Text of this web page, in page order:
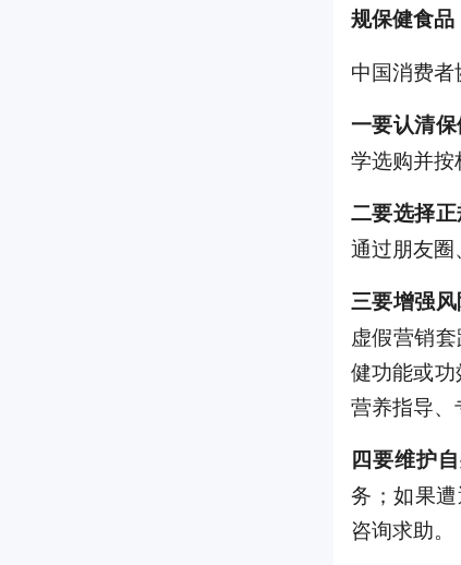
规保健食品
中国消费
一要认清保
学选购并按
二要选择
通过朋友圈
三要增强
虚假营销
健功能或功
营养指导、
四要维护
务；如果
咨询求助。